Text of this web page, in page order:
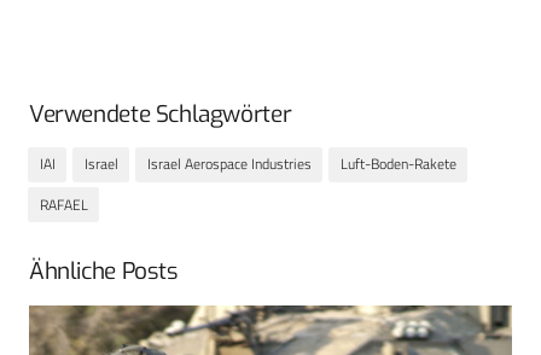
Verwendete Schlagwörter
IAI Israel Israel Aerospace Industries
Luft-Boden-Rakete
RAFAEL
Ähnliche Posts